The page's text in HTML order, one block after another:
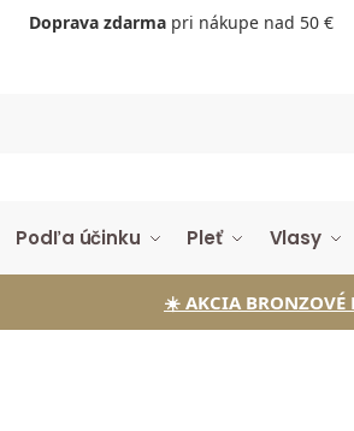
Doprava zdarmapri nákupe nad 50 €
Podľa účinku Pleť Vlasy
☀️ AKCIA BRONZOVÉ LETO na